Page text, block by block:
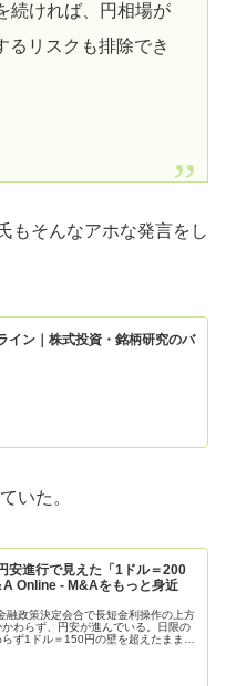
続ければ、円相場が
るリスクも排除でき
もそんなアホな発言をし
イン｜株式投資・銘柄研究のバ
いた。
安進行で見えた「1ドル＝200
A Online - M&Aをもっと身近
融政策決定会合で長短金利操作の上方
わらず、円安が進んでいる。日限の
ず1ドル＝150円の壁を超えたままの